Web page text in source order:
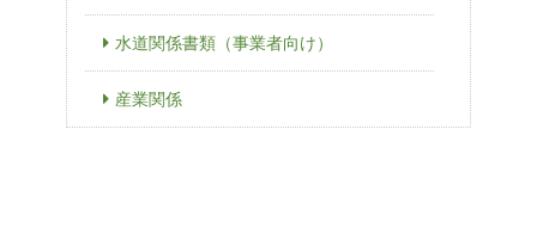
水道関係書類（事業者向け）
産業関係